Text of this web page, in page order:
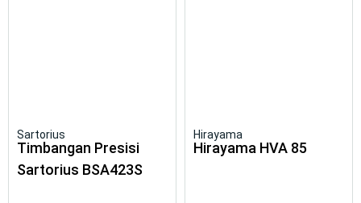
Sartorius
Timbangan Presisi
Sartorius BSA423S
Hirayama
Hirayama HVA 85